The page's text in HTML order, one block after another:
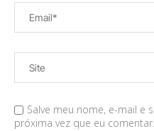
Salve meu nome, e-mail e
próxima vez que eu comentar.